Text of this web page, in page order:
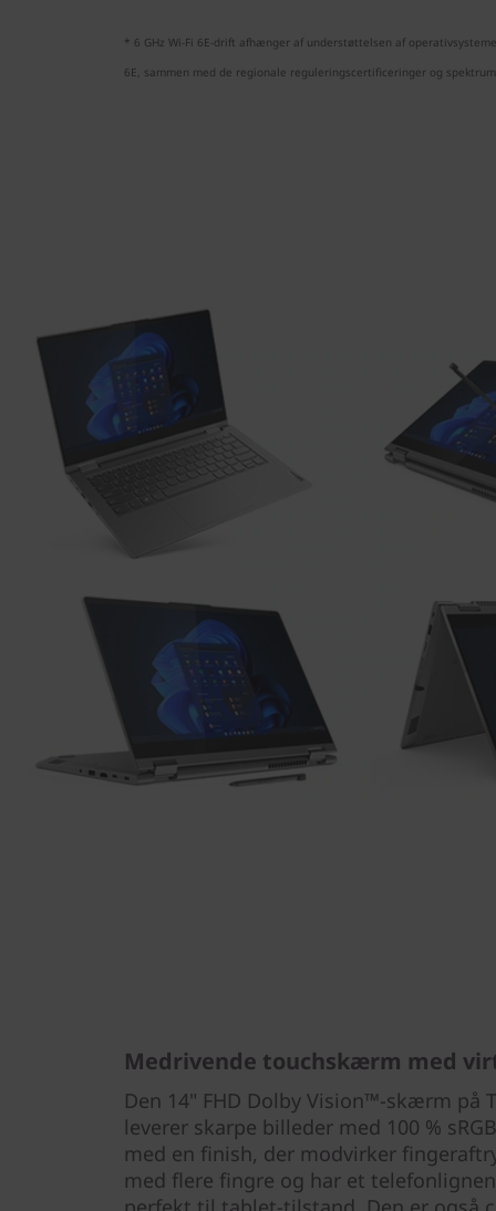
* 6 GHz Wi-Fi 6E-drift afhænger af understøttelsen af
6E, sammen med de regionale reguleringscertificeringer og
Medrivende touchskærm med
Den 14" FHD Dolby Vision™-skærm på
leverer skarpe billeder med 100 %
med en finish, der modvirker
med flere fingre og har et